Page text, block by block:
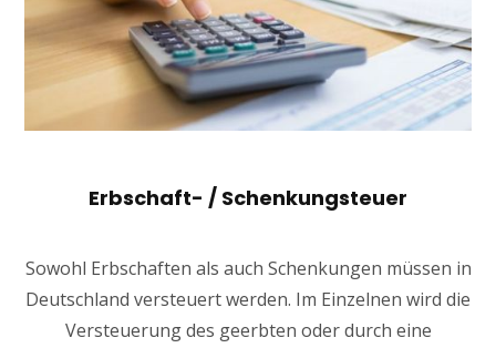
Erbschaft- / Schenkungsteuer
Sowohl Erbschaften als auch Schenkungen müssen in
Deutschland versteuert werden. Im Einzelnen wird die
Versteuerung des geerbten oder durch eine